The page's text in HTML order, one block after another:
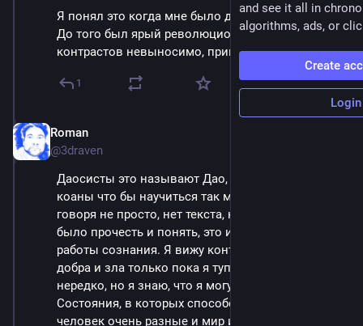
Я понял это когда мне было двадцать три года.
До того был ярый революционер :) Жить в мире
контрастов невыносимо, пришлось поумнеть.
1
Roman
@3draven
Даосисты это называют Дао, буддисты решают
коаны что бы научиться так мыслить. Это вообще
говоря не просто, нет текста, который бы можно
было прочесть и понять, это именно, что способ
работы сознания. Я вижу контрастный мир из
добра и зла только пока я тупой, я такой бываю
нередко, но я знаю, что я могу быть и другим.
Состояния, в которых способен пребывать
человек очень разные и мир из этих состояний
and see it all in
algorithms, ads, or
Create
Login